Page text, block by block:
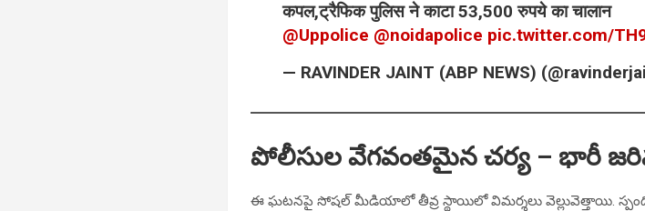
कपल,ट्रैफिक पुलिस ने काटा 53,500 रुपये का चालान
@Uppolice @noidapolice pic.twitter.com/
— RAVINDER JAINT (ABP NEWS)
పోలీసుల వేగవంతమైన చర్య – భారీ
ఈ ఘటనపై సోషల్ మీడియాలో తీవ్ర స్థాయిలో విమర్శలు వెల్లువెత్తాయి.